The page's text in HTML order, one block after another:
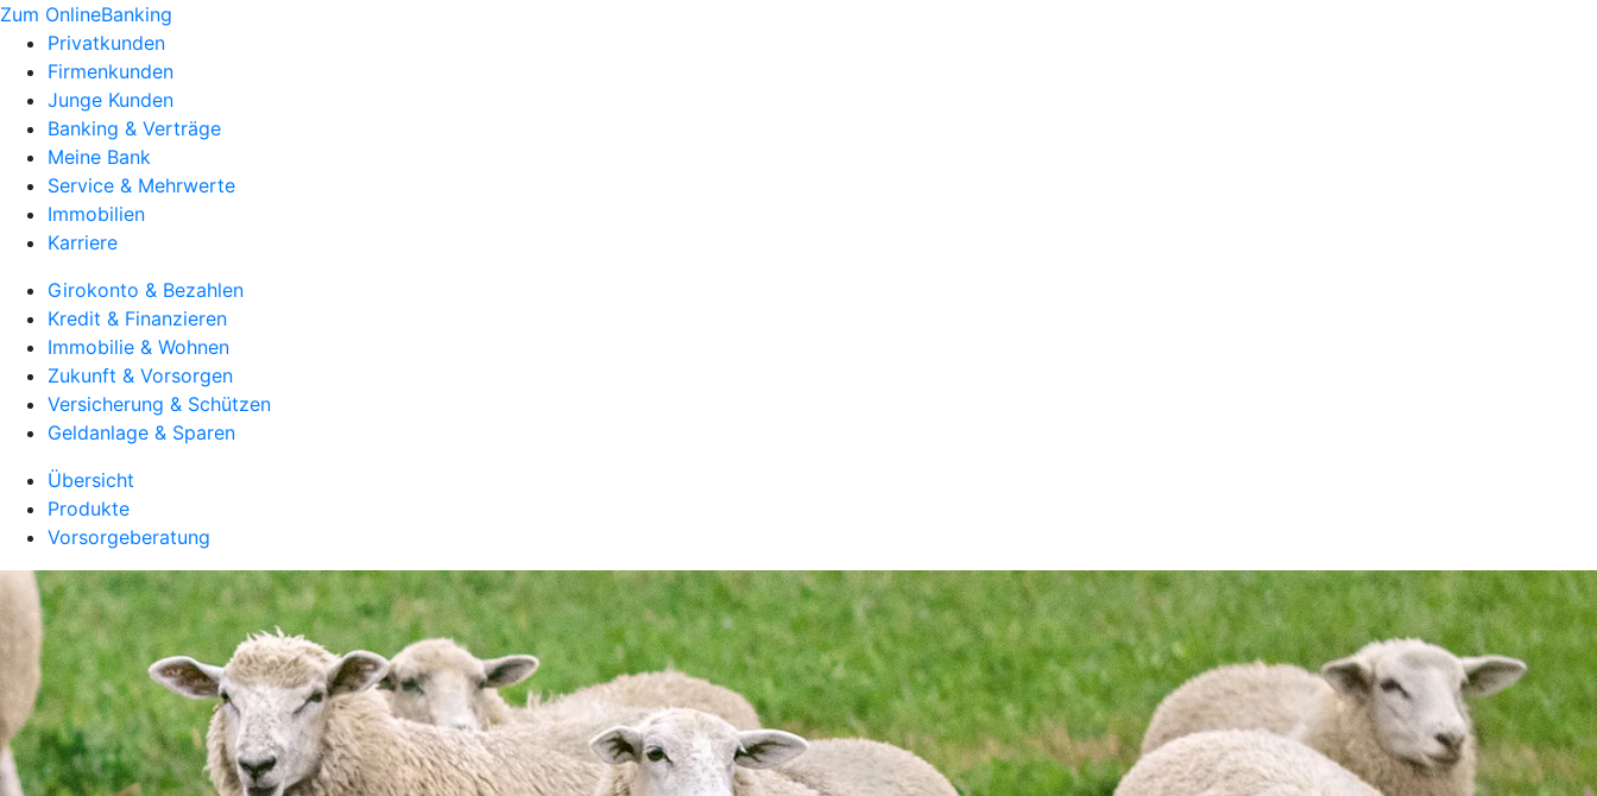
Zum OnlineBanking
Privatkunden
Firmenkunden
Junge Kunden
Banking & Verträge
Meine Bank
Service & Mehrwerte
Immobilien
Karriere
Girokonto & Bezahlen
Kredit & Finanzieren
Immobilie & Wohnen
Zukunft & Vorsorgen
Versicherung & Schützen
Geldanlage & Sparen
Übersicht
Produkte
Vorsorgeberatung